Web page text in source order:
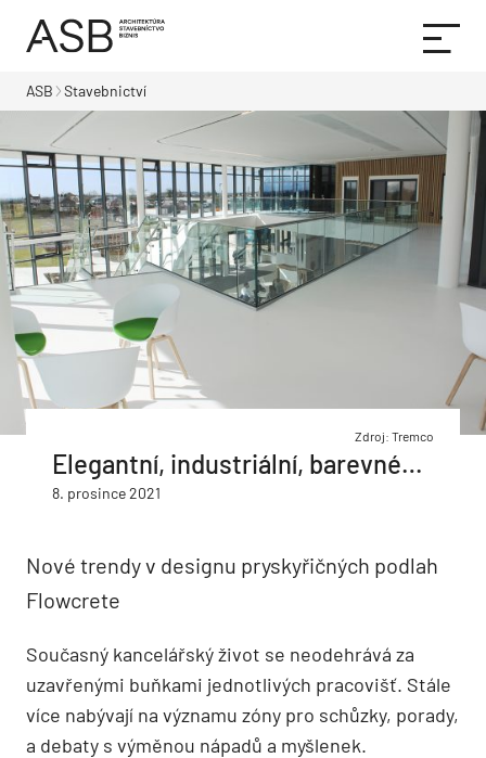
ASB Stavebnictví
Zdroj: Tremco
Elegantní, industriální, barevné…
8. prosince 2021
Nové trendy v designu pryskyřičných podlah
Flowcrete
Současný kancelářský život se neodehrává za
uzavřenými buňkami jednotlivých pracovišť. Stále
více nabývají na významu zóny pro schůzky, porady,
a debaty s výměnou nápadů a myšlenek.